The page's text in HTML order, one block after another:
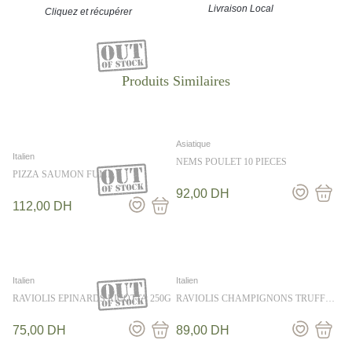
Cliquez et récupérer Livraison Local
Italien
PIZZA SAUMON FUME
112,00 DH
Asiatique
NEMS POULET 10 PIECES
92,00 DH
Italien
RAVIOLIS EPINARDS RICOTTA 250G
75,00 DH
Italien
RAVIOLIS CHAMPIGNONS TRUFFE
89,00 DH